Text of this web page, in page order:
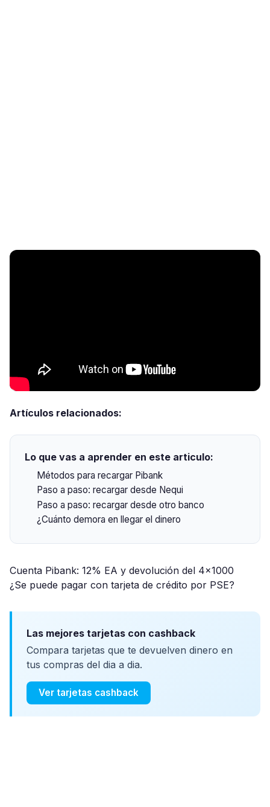
Artículos relacionados:
Lo que vas a aprender en este articulo:
Métodos para recargar Pibank
Paso a paso: recargar desde Nequi
Paso a paso: recargar desde otro banco
¿Cuánto demora en llegar el dinero
Cuenta Pibank: 12% EA y devolución del 4x1000
¿Se puede pagar con tarjeta de crédito por PSE?
Las mejores tarjetas con cashback
Compara tarjetas que te devuelven dinero en
tus compras del dia a dia.
Ver tarjetas cashback